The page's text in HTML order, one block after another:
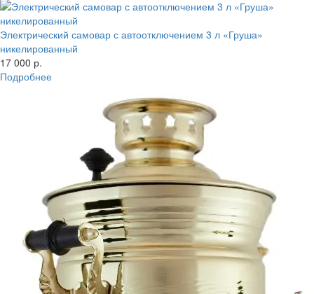
Электрический самовар с автоотключением 3 л «Груша»
никелированный
17 000 р.
Подробнее